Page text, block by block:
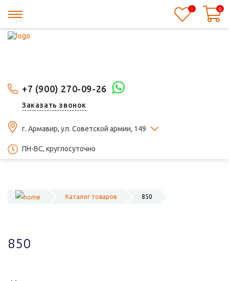
+7 (900) 270-09-26
Заказать звонок
г. Армавир, ул. Советской армии, 149
ПН-ВС, круглосуточно
0 0
Каталог товаров 850
850